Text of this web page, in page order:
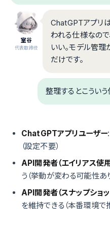
室谷
代表取締役
ChatGPTアプリ
われる仕様なの
いい。モデル管
だけです。
整理するとこうい
ChatGPTアプリユーザー
（設定不要）
API開発者（エイリアス使用
う（挙動が変わる可能性あり
API開発者（スナップショッ
を維持できる（本番環境で